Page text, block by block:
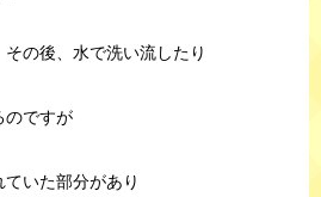
の後、水で洗い流したり
のですが
いた部分があり